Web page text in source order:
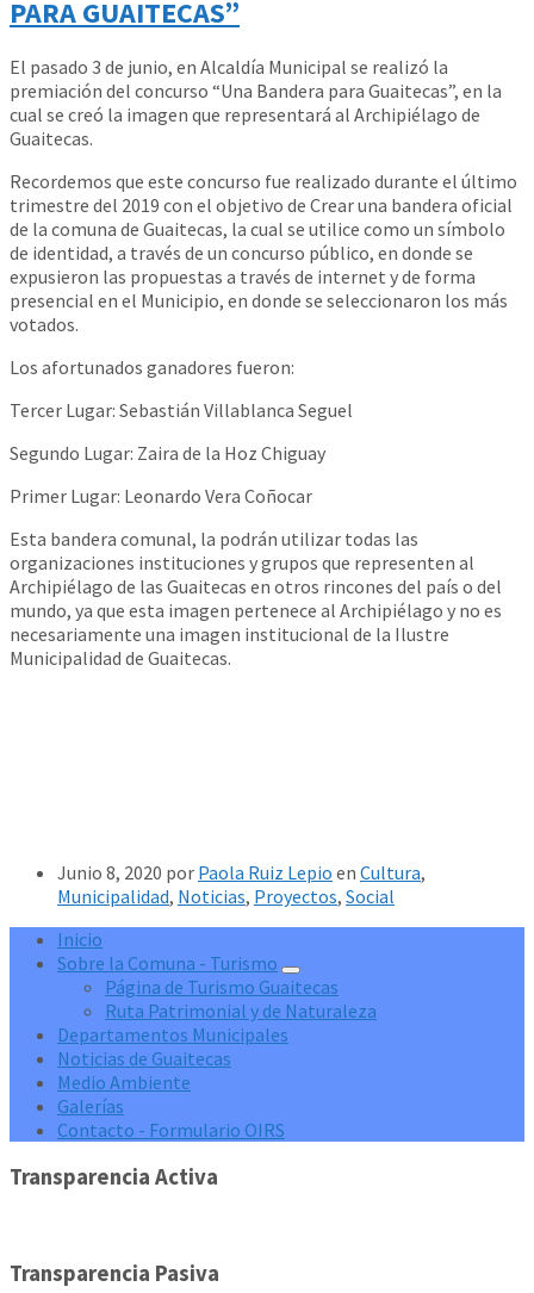
PARA GUAITECAS”
El pasado 3 de junio, en Alcaldía Municipal se realizó la
premiación del concurso “Una Bandera para Guaitecas”, en la
cual se creó la imagen que representará al Archipiélago de
Guaitecas.
Recordemos que este concurso fue realizado durante el último
trimestre del 2019 con el objetivo de Crear una bandera oficial
de la comuna de Guaitecas, la cual se utilice como un símbolo
de identidad, a través de un concurso público, en donde se
expusieron las propuestas a través de internet y de forma
presencial en el Municipio, en donde se seleccionaron los más
votados.
Los afortunados ganadores fueron:
Tercer Lugar: Sebastián Villablanca Seguel
Segundo Lugar: Zaira de la Hoz Chiguay
Primer Lugar: Leonardo Vera Coñocar
Esta bandera comunal, la podrán utilizar todas las
organizaciones instituciones y grupos que representen al
Archipiélago de las Guaitecas en otros rincones del país o del
mundo, ya que esta imagen pertenece al Archipiélago y no es
necesariamente una imagen institucional de la Ilustre
Municipalidad de Guaitecas.
Junio 8, 2020 por Paola Ruiz Lepio en Cultura,
Municipalidad, Noticias, Proyectos, Social
Inicio
Sobre la Comuna - Turismo
Página de Turismo Guaitecas
Ruta Patrimonial y de Naturaleza
Departamentos Municipales
Noticias de Guaitecas
Medio Ambiente
Galerías
Contacto - Formulario OIRS
Transparencia Activa
Transparencia Pasiva